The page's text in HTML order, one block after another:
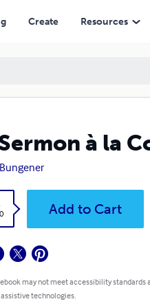
Create Resources
à la
Bungener
Add to Cart
may not meet accessibility standards
technologies.